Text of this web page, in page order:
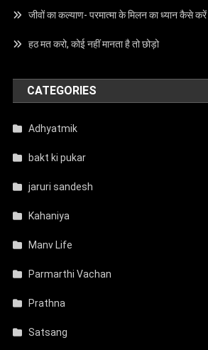
जीवों का कल्याण- परमात्मा के मिलन का ध्यान कैसे करें
हठ मत करो, कोई नहीं मानता है तो छोड़ो
CATEGORIES
Adhyatmik
bakt ki pukar
jaruri sandesh
Kahaniya
Manv Life
Parmarthi Vachan
Prathna
Satsang